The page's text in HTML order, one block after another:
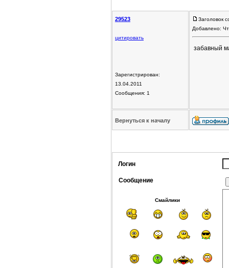
29523
цитировать
Зарегистрирован:
13.04.2011
Сообщения: 1
Заголовок
Добавлено:
забавный
Вернуться к началу
Логин
Сообщение
Смайлики